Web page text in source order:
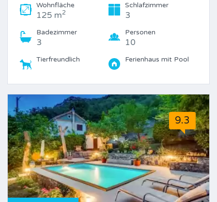
Wohnfläche
125 m2
Schlafzimmer
3
Badezimmer
3
Personen
10
Tierfreundlich Ferienhaus mit Pool
9.3